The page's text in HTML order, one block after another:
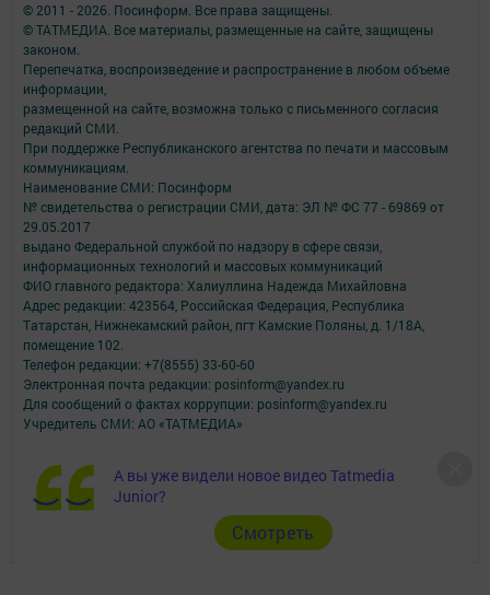
А вы уже видели новое видео Tatmedia
Junior?
Cмотреть
© 2011 - 2026. Посинформ. Все права защищены.
© ТАТМЕДИА. Все материалы, размещенные на сайте, защищены
законом.
Перепечатка, воспроизведение и распространение в любом объеме
информации,
размещенной на сайте, возможна только с письменного согласия
редакций СМИ.
При поддержке Республиканского агентства по печати и массовым
коммуникациям.
Наименование СМИ: Посинформ
№ свидетельства о регистрации СМИ, дата: ЭЛ № ФС 77 - 69869 от
29.05.2017
выдано Федеральной службой по надзору в сфере связи,
информационных технологий и массовых коммуникаций
ФИО главного редактора: Халиуллина Надежда Михайловна
Адрес редакции: 423564, Российская Федерация, Республика
Татарстан, Нижнекамский район, пгт Камские Поляны, д. 1/18А,
помещение 102.
Телефон редакции: +7(8555) 33-60-60
Электронная почта редакции: posinform@yandex.ru
Для сообщений о фактах коррупции: posinform@yandex.ru
Учредитель СМИ: АО «ТАТМЕДИА»
Антикоррупционная политика
АО «ТАТМЕДИА» использует «cookie»для персонализации сервисов и
удобства пользователей сайтом.
Использование «cookie» можно отменить в настройках браузера.
Политика конфиденциальности